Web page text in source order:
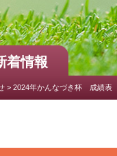
着情報
> 2024年かんなづき杯 成績表